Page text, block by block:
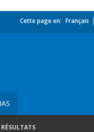
Cette page en: Français
RÉSULTATS